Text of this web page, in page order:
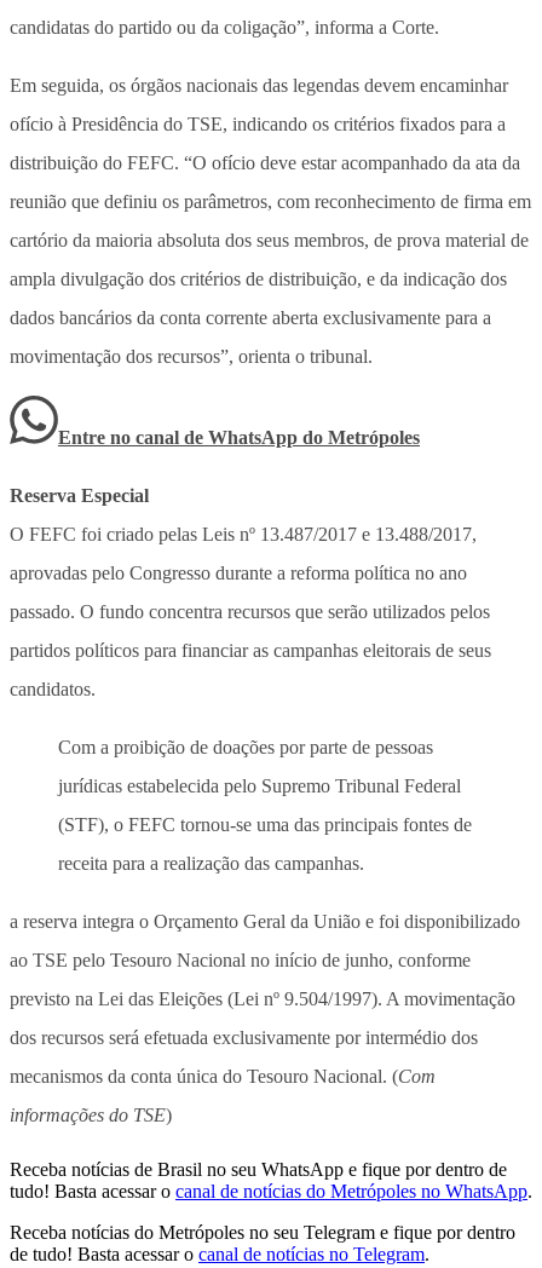
candidatas do partido ou da coligação”, informa a Corte.
Em seguida, os órgãos nacionais das legendas devem encaminhar
ofício à Presidência do TSE, indicando os critérios fixados para a
distribuição do FEFC. “O ofício deve estar acompanhado da ata da
reunião que definiu os parâmetros, com reconhecimento de firma em
cartório da maioria absoluta dos seus membros, de prova material de
ampla divulgação dos critérios de distribuição, e da indicação dos
dados bancários da conta corrente aberta exclusivamente para a
movimentação dos recursos”, orienta o tribunal.
Entre no canal de WhatsApp do Metrópoles
Reserva Especial
O FEFC foi criado pelas Leis nº 13.487/2017 e 13.488/2017,
aprovadas pelo Congresso durante a reforma política no ano
passado. O fundo concentra recursos que serão utilizados pelos
partidos políticos para financiar as campanhas eleitorais de seus
candidatos.
Com a proibição de doações por parte de pessoas
jurídicas estabelecida pelo Supremo Tribunal Federal
(STF), o FEFC tornou-se uma das principais fontes de
receita para a realização das campanhas.
a reserva integra o Orçamento Geral da União e foi disponibilizado
ao TSE pelo Tesouro Nacional no início de junho, conforme
previsto na Lei das Eleições (Lei nº 9.504/1997). A movimentação
dos recursos será efetuada exclusivamente por intermédio dos
mecanismos da conta única do Tesouro Nacional. (Com
informações do TSE)
Receba notícias de Brasil no seu WhatsApp e fique por dentro de
tudo! Basta acessar o canal de notícias do Metrópoles no WhatsApp.
Receba notícias do Metrópoles no seu Telegram e fique por dentro
de tudo! Basta acessar o canal de notícias no Telegram.